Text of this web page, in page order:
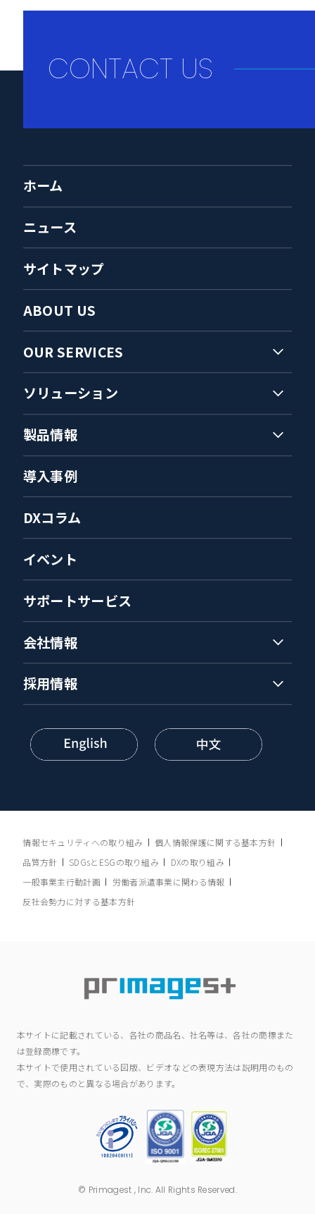
CONTACT US
ABOUT US
OUR SERVICES
ホーム
ニュース
サイトマップ
ソリューション
製品情報
導入事例
DXコラム
イベント
サポートサービス
会社情報
採用情報
情報セキュリティへの取り組み
個人情報保護に関する基本方針
品質方針
SDGsとESGの取り組み
DXの取り組み
一般事業主行動計画
労働者派遣事業に関わる情報
反社会勢力に対する基本方針
本サイトに記載されている、各社の商品名、社名等は、各社の商標また
は登録商標です。
本サイトで使用されている図版、ビデオなどの表現方法は説明用のもの
で、実際のものと異なる場合があります。
© Primagest , Inc. All Rights Reserved.